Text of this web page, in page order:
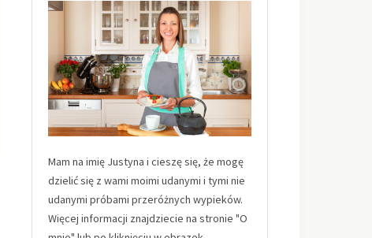
Mam na imię Justyna i cieszę się, że mogę
dzielić się z wami moimi udanymi i tymi nie
udanymi próbami przeróżnych wypieków.
Więcej informacji znajdziecie na stronie "O